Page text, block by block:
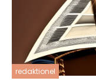
redaktionel